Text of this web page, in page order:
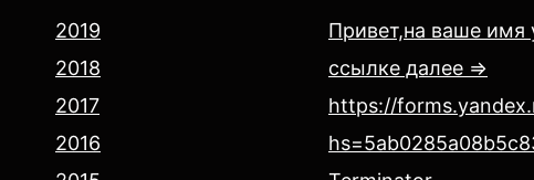
2019
2018
2017
2016
Привет,на ваше имя
ссылке далее =>
https://